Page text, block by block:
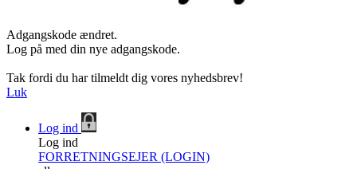
Adgangskode ændret.
Log på med din nye adgangskode.
Tak fordi du har tilmeldt dig vores nyhedsbrev!
Luk
Log ind
Log ind
FORRETNINGSEJER (LOGIN)